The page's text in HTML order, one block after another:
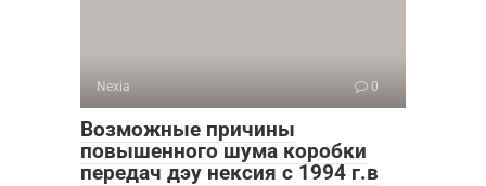
Nexia 0
Возможные причины
повышенного шума коробки
передач дэу нексия с 1994 г.в